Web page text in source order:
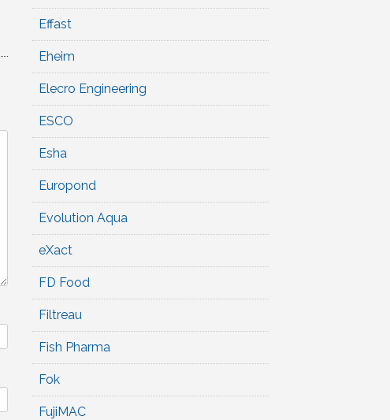
Effast
Eheim
Elecro Engineering
ESCO
Esha
Europond
Evolution Aqua
eXact
FD Food
Filtreau
Fish Pharma
Fok
FujiMAC